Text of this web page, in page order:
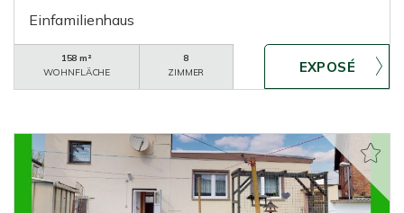
Einfamilienhaus
158 m²
WOHNFLÄCHE
8
ZIMMER